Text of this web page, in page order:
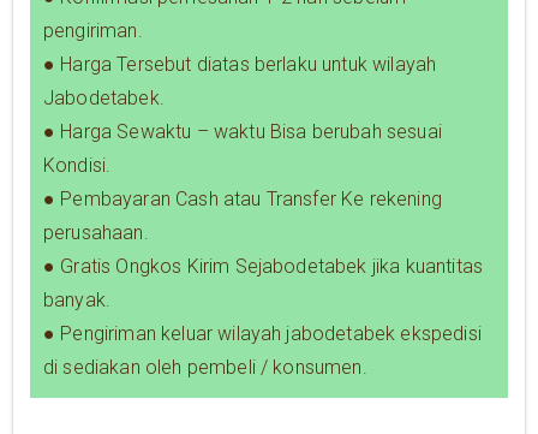
pengiriman.
● Harga Tersebut diatas berlaku untuk wilayah
Jabodetabek.
● Harga Sewaktu – waktu Bisa berubah sesuai
Kondisi.
● Pembayaran Cash atau Transfer Ke rekening
perusahaan.
● Gratis Ongkos Kirim Sejabodetabek jika kuantitas
banyak.
● Pengiriman keluar wilayah jabodetabek ekspedisi
di sediakan oleh pembeli / konsumen.